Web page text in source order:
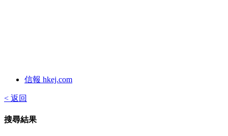
信報 hkej.com
< 返回
搜尋結果